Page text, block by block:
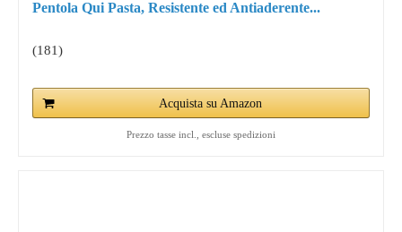
Pentola Qui Pasta, Resistente ed Antiaderente...
(181)
Acquista su Amazon
Prezzo tasse incl., escluse spedizioni